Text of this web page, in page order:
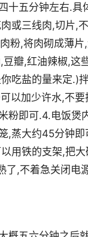
十五分钟左右.具
或三线肉,切片,
粉,将肉砌成薄片
瓣,红油辣椒,这
吃盐的量来定.)
以加少许水,不要
粉即可.4.电饭煲
,蒸大约45分钟即
用铁的支架,把
了,不着急关闭电